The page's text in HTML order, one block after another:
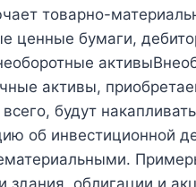
товарно-
ценные бумаги,
активы,
будут
об инвестиционной
здания, облигации и